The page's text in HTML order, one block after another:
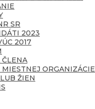
SR
2023
2017
ČLENA
ORGANIZÁCIE
ŽIEN